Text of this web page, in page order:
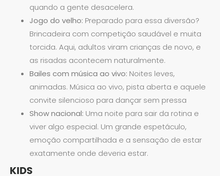
quando a gente desacelera.
Jogo do velho: Preparado para essa diversão?
Brincadeira com competição saudável e muita
torcida. Aqui, adultos viram crianças de novo, e
as risadas acontecem naturalmente.
Bailes com música ao vivo: Noites leves,
animadas. Música ao vivo, pista aberta e aquele
convite silencioso para dançar sem pressa
Show nacional: Uma noite para sair da rotina e
viver algo especial. Um grande espetáculo,
emoção compartilhada e a sensação de estar
exatamente onde deveria estar.
KIDS